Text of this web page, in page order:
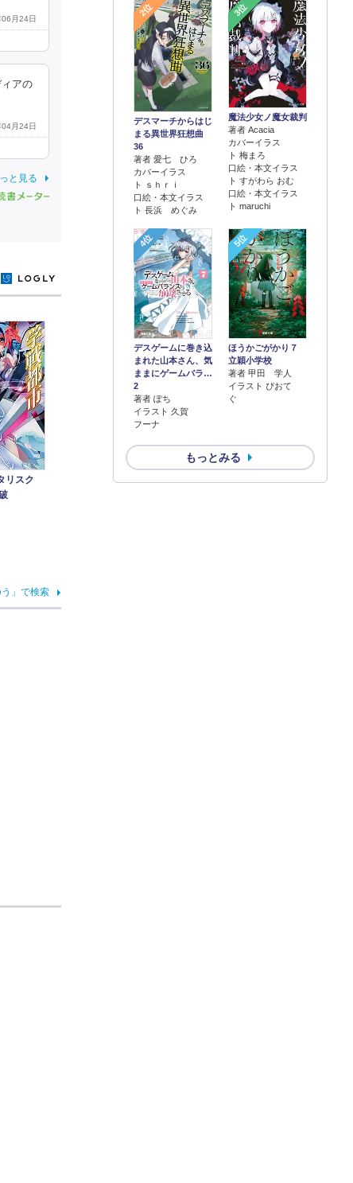
月24日
アの
月24日
と見る
2位
デスマーチからはじ
まる異世界狂想曲
36
著者 愛七 ひろ
カバーイラス
ト ｓｈｒｉ
口絵・本文イラス
ト 長浜 めぐみ
3位
魔法少女ノ魔女裁判
著者 Acacia
カバーイラス
ト 梅まろ
口絵・本文イラス
ト すがわら おむ
口絵・本文イラス
ト maruchi
4位
デスゲームに巻き込
まれた山本さん、気
ままにゲームバラ…
2
著者 ぽち
イラスト 久賀
フーナ
5位
ほうかごがかり７
立穎小学校
著者 甲田 学人
イラスト ぴおて
ぐ
もっとみる
リスク
」で検索